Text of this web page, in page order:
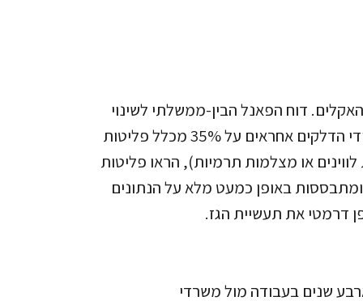
דוח הפאנל הבין-ממשלתי לשינוי
האקלים (ipcc) משנת 2021, קבע כי גז המתאן אחראי לבדו להתחממות של כ-0.5 מעלות צלזיוס, וכי תאגידי הדלקים אחראים על 35% מכלל פליטות
או מצלמות תרמיות), הראו פליטות
באופן כמעט מלא על הנתונים
דרמטי את תעשיית הגז.
שנים בעבודה מול משרדי